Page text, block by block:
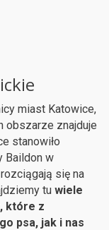
miast Katowice,
obszarze znajduje
stanowiło
Baildon w
rozciągają się na
tu wiele
które z
psa, jak i nas